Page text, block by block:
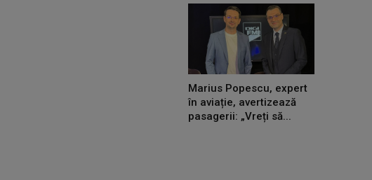
Marius Popescu, expert
în aviație, avertizează
pasagerii: „Vreți să...